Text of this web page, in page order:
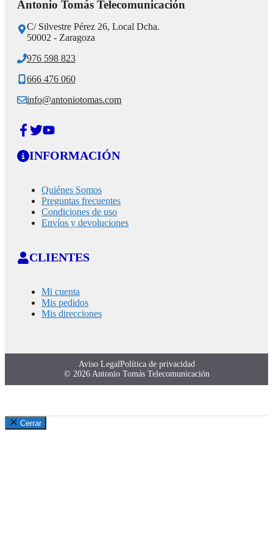
Antonio Tomás Telecomunicación
C/ Silvestre Pérez 26, Local Dcha.
50002 - Zaragoza
976 598 823
666 476 060
info@antoniotomas.com
INFORMACIÓN
Quiénes Somos
Preguntas frecuentes
Condiciones de uso
Envíos y devoluciones
CLIENTES
Mi cuenta
Mis pedidos
Mis direcciones
© 2026 Antonio Tomás Telecomunicación
Aviso LegalPolítica de privacidad
Cerrar